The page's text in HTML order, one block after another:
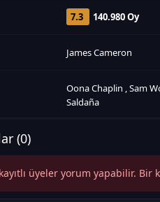
7.3 140.980 Oy
James Cameron
Oona Chaplin Sam
Saldaña
(0)
üyeler yorum yapabilir.